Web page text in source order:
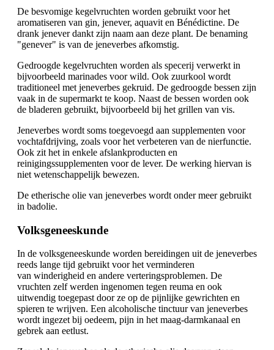
De besvomige kegelvruchten worden gebruikt voor het
aromatiseren van gin, jenever, aquavit en Bénédictine. De
drank jenever dankt zijn naam aan deze plant. De benaming
"genever" is van de jeneverbes afkomstig.
Gedroogde kegelvruchten worden als specerij verwerkt in
bijvoorbeeld marinades voor wild. Ook zuurkool wordt
traditioneel met jeneverbes gekruid. De gedroogde bessen zijn
vaak in de supermarkt te koop. Naast de bessen worden ook
de bladeren gebruikt, bijvoorbeeld bij het grillen van vis.
Jeneverbes wordt soms toegevoegd aan supplementen voor
vochtafdrijving, zoals voor het verbeteren van de nierfunctie.
Ook zit het in enkele afslankproducten en
reinigingssupplementen voor de lever. De werking hiervan is
niet wetenschappelijk bewezen.
De etherische olie van jeneverbes wordt onder meer gebruikt
in badolie.
Volksgeneeskunde
In de volksgeneeskunde worden bereidingen uit de jeneverbes
reeds lange tijd gebruikt voor het verminderen
van winderigheid en andere verteringsproblemen. De
vruchten zelf werden ingenomen tegen reuma en ook
uitwendig toegepast door ze op de pijnlijke gewrichten en
spieren te wrijven. Een alcoholische tinctuur van jeneverbes
wordt ingezet bij oedeem, pijn in het maag-darmkanaal en
gebrek aan eetlust.